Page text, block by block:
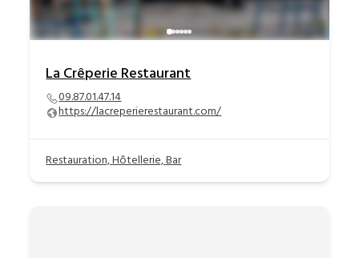
La Crêperie Restaurant
09.87.01.47.14
https://lacreperierestaurant.com/
Restauration, Hôtellerie, Bar